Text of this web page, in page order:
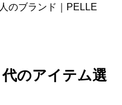
のブランド｜PELLE
のアイテム選